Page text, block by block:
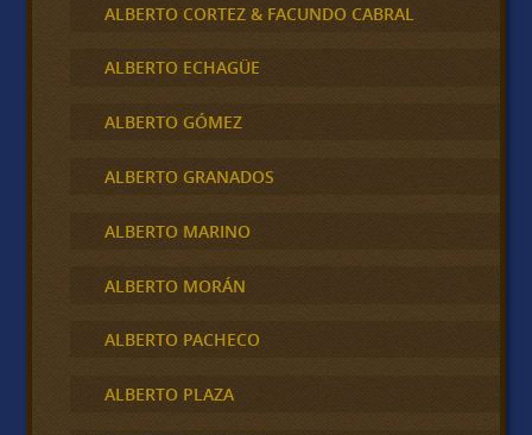
ALBERTO CORTEZ & FACUNDO CABRAL
ALBERTO ECHAGÜE
ALBERTO GÓMEZ
ALBERTO GRANADOS
ALBERTO MARINO
ALBERTO MORÁN
ALBERTO PACHECO
ALBERTO PLAZA